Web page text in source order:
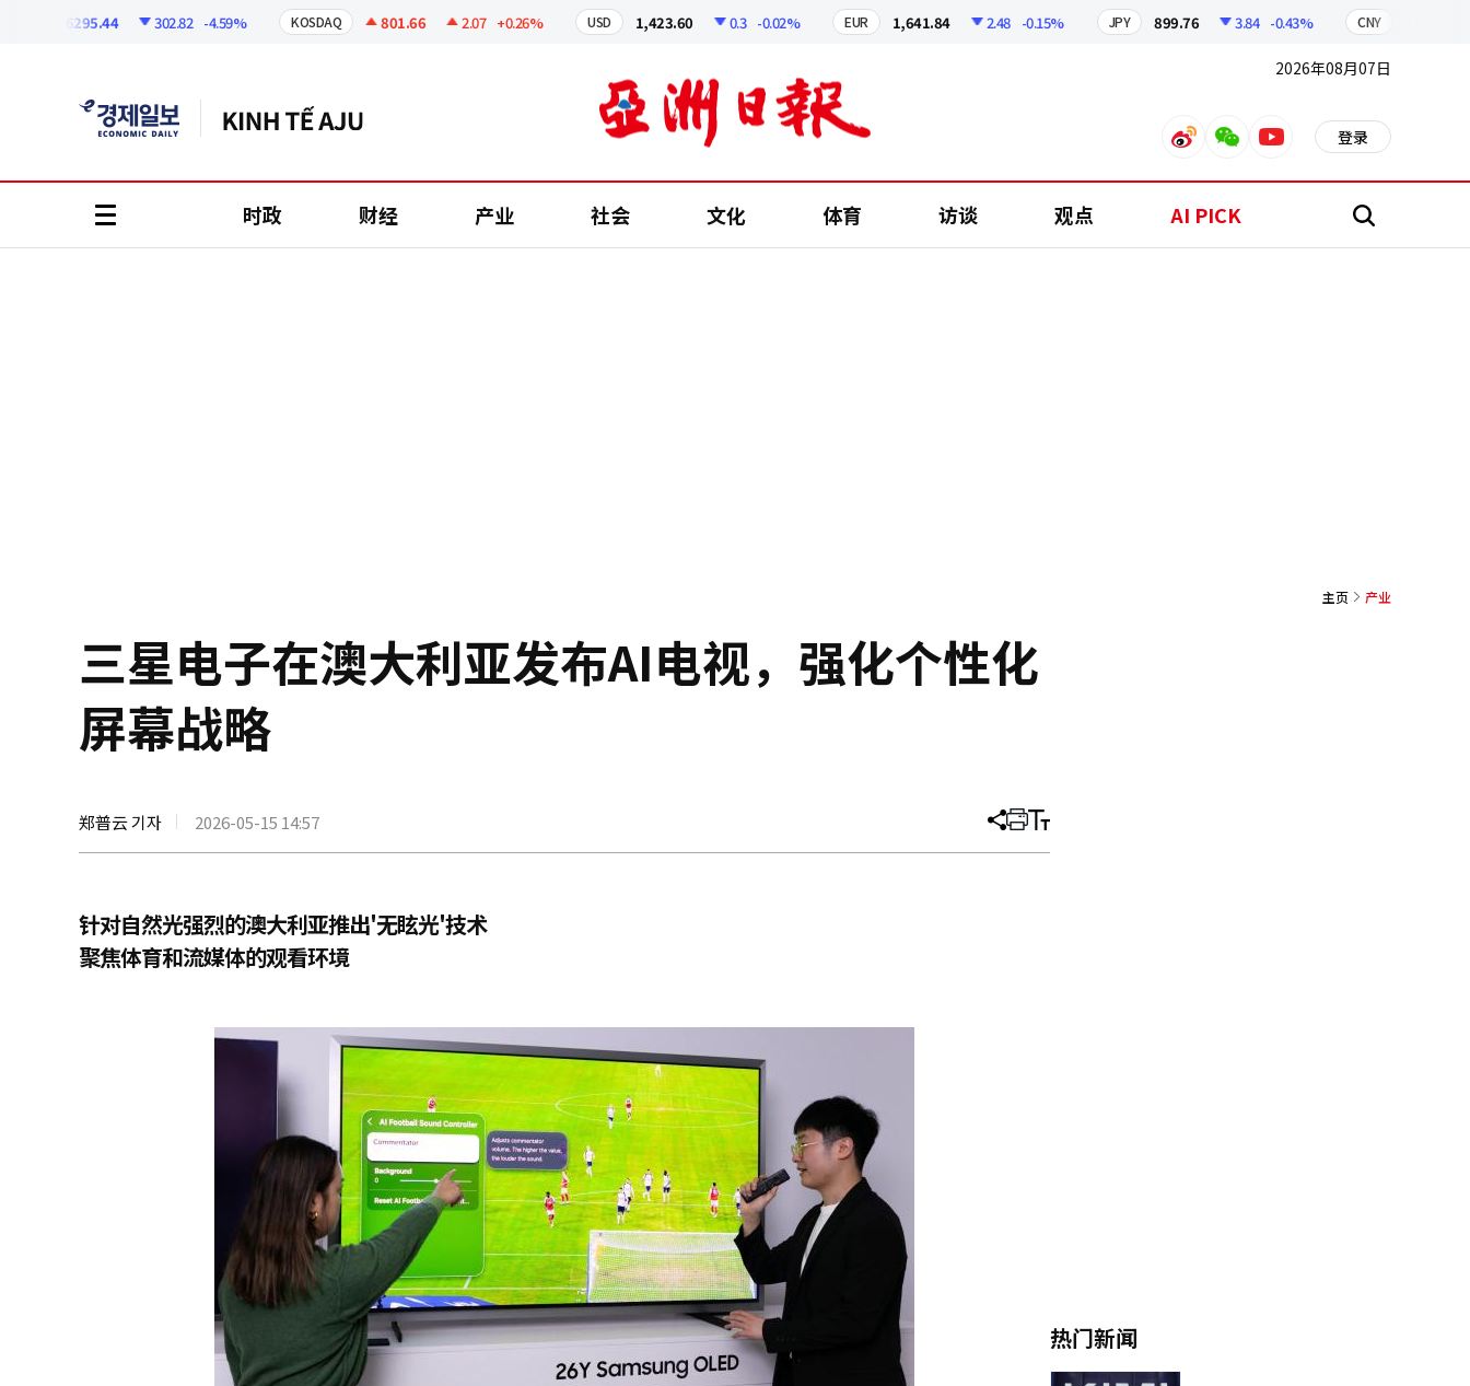
6295.44 302.82 -4.59% KOSDAQ 801.66 2.07 +0.26% USD 1,423.60 0.3 -0.02% EUR 1,641.84 2.48 -0.15% JPY 899.76 3.84 -0.43% CNY 210.96
2026年08月07日
weiboweixinyoutube 登录
时政 财经 产业 社会 文化 体育 访谈 观点 AI PICK 搜
主页 产业
三星电子在澳大利亚发布AI电视，强化个性化
屏幕战略
郑普云 기자 2026-05-15 14:57 分
文
打 调
大
针对自然光强烈的澳大利亚推出'无眩光'技术
聚焦体育和流媒体的观看环境
热门新闻